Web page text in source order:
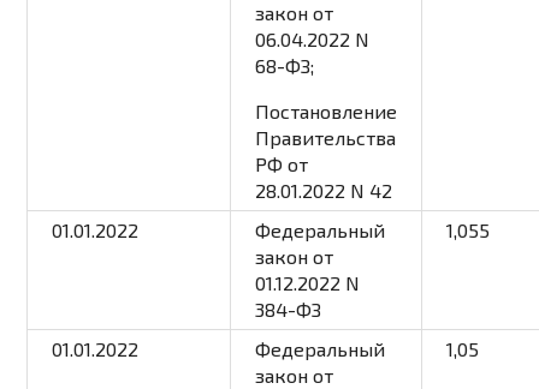
закон от
06.04.2022 N
68-ФЗ;
Постановление
Правительства
РФ от
28.01.2022 N 42
01.01.2022
Федеральный
закон от
01.12.2022 N
384-ФЗ
1,055
01.01.2022
Федеральный
закон от
1,05